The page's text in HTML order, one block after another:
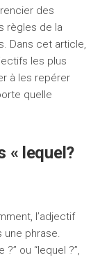
des
règles de la
Dans cet article,
les plus
à les repérer
quelle
« lequel?
l’adjectif
une phrase.
ou “lequel ?”,